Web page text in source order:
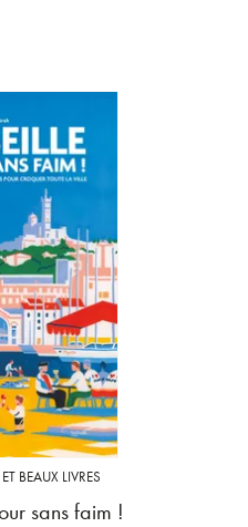
BEAUX LIVRES
sans faim !